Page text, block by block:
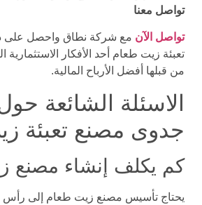
تواصل معنا
تواصل الآن مع شركة نطاق واحصل على
تعبئة زيت طعام أحد الأفكار
من قبلها أفضل الأرباح المالية.
الاسئلة الشائعة
جدوى مصنع تعبئة
كم يكلف إنشاء مصنع
يحتاج تأسيس مصنع زيت طعام إلى رأس